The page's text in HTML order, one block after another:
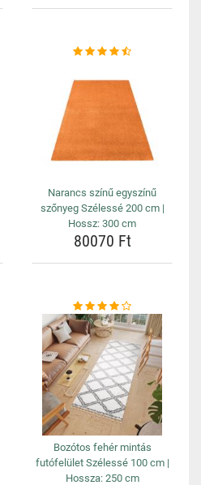
Narancs színű egyszínű
szőnyeg Szélessé 200 cm |
Hossz: 300 cm
80070 Ft
Bozótos fehér mintás
futófelület Szélessé 100 cm |
Hossza: 250 cm